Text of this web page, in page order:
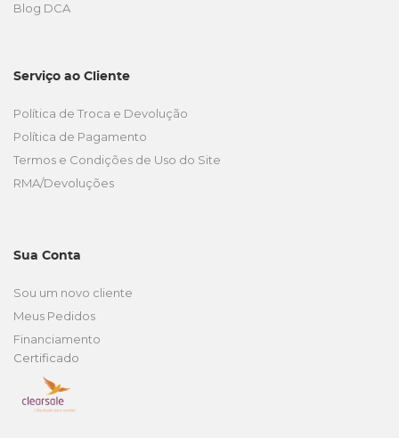
Blog DCA
Serviço ao Cliente
Política de Troca e Devolução
Política de Pagamento
Termos e Condições de Uso do Site
RMA/Devoluções
Sua Conta
Sou um novo cliente
Meus Pedidos
Financiamento
Certificado